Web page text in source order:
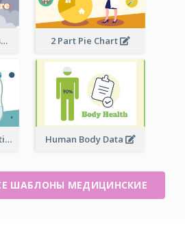
Temperature Measurement 2 Part Pie Chart
Baby Bottle Illustration Human Body Data
ШАБЛОНЫ МЕДИЦИНСКИЕ